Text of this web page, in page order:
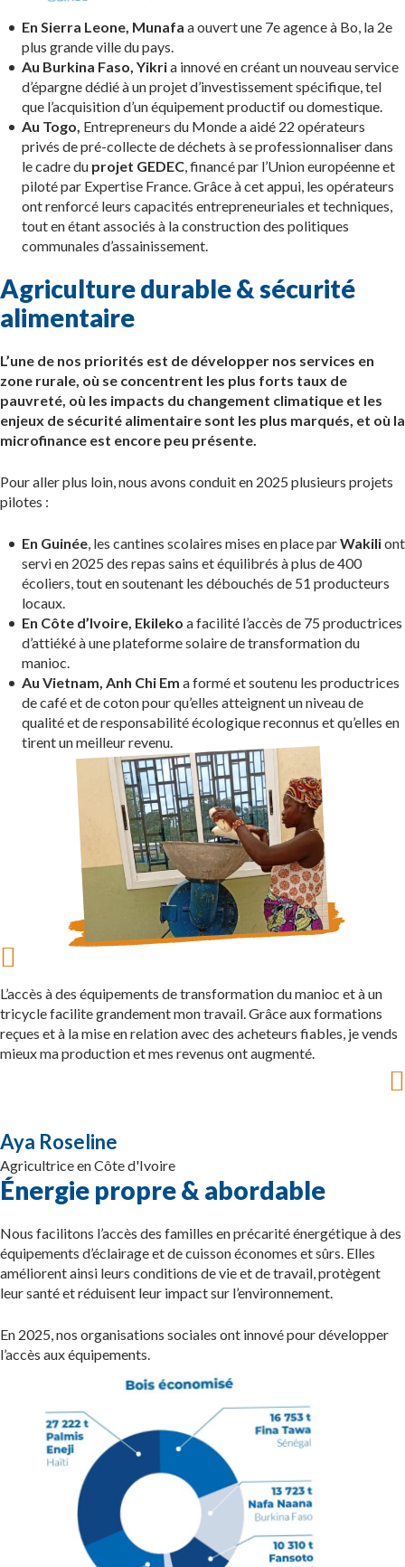
En Sierra Leone, Munafa a ouvert une 7e agence à Bo, la 2e
plus grande ville du pays.
Au Burkina Faso, Yikria innové en créant un nouveau service
d’épargne dédié à un projet d’investissement spécifique, tel
que l’acquisition d’un équipement productif ou domestique.
Au Togo, Entrepreneurs du Monde a aidé 22 opérateurs
privés de pré-collecte de déchets à se professionnaliser dans
le cadre du projet GEDEC, financé par l’Union européenne et
piloté par Expertise France. Grâce à cet appui, les opérateurs
ont renforcé leurs capacités entrepreneuriales et techniques,
tout en étant associés à la construction des politiques
communales d’assainissement.
Agriculture durable & sécurité
alimentaire
L’une de nos priorités est de développer nos services en
zone rurale, où se concentrent les plus forts taux de
pauvreté, où les impacts du changement climatique et les
enjeux de sécurité alimentaire sont les plus marqués, et où la
microfinance est encore peu présente.
Pour aller plus loin, nous avons conduit en 2025 plusieurs projets
pilotes :
En Guinée, les cantines scolaires mises en place parWakiliont
servi en 2025 des repas sains et équilibrés à plus de 400
écoliers, tout en soutenant les débouchés de 51 producteurs
locaux.
En Côte d’Ivoire, Ekileko a facilité l’accès de 75 productrices
d’attiéké à une plateforme solaire de transformation du
manioc.
Au Vietnam, Anh Chi Em a formé et soutenu les productrices
de café et de coton pour qu’elles atteignent un niveau de
qualité et de responsabilité écologique reconnus et qu’elles en
tirent un meilleur revenu.
L’accès à des équipements de transformation du manioc et à un
tricycle facilite grandement mon travail. Grâce aux formations
reçues et à la mise en relation avec des acheteurs fiables, je vends
mieux ma production et mes revenus ont augmenté.
Aya Roseline
Agricultrice en Côte d'Ivoire
Énergie propre & abordable
Nous facilitons l’accès des familles en précarité énergétique à des
équipements d’éclairage et de cuisson économes et sûrs. Elles
améliorent ainsi leurs conditions de vie et de travail, protègent
leur santé et réduisent leur impact sur l’environnement.
En 2025, nos organisations sociales ont innové pour développer
l’accès aux équipements.